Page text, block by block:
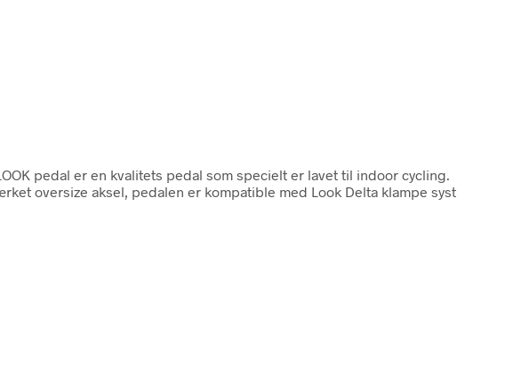
pedal er en kvalitets pedal som specielt er lavet til indoor cycling.
oversize aksel, pedalen er kompatible med Look Delta klampe syst